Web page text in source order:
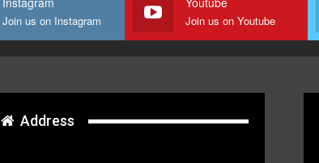
Join us on Instagram Join us on Youtube
Address